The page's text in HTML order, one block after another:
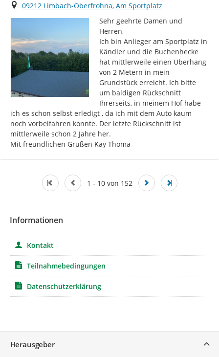
Ort
09212 Limbach-Oberfrohna, Am Sportplatz
Sehr geehrte Damen und
Herren,
Ich bin Anlieger am Sportplatz in
Kändler und die Buchenhecke
hat mittlerweile einen Überhang
von 2 Metern in mein
Grundstück erreicht. Ich bitte
um baldigen Rückschnitt
Ihrerseits, in meinem Hof habe
ich es schon selbst erledigt , da ich mit dem Auto kaum
noch vorbeifahren konnte. Der letzte Rückschnitt ist
mittlerweile schon 2 Jahre her.
Mit freundlichen Grüßen Kay Thomä
1 - 10 von 152
Informationen
Kontakt
Teilnahmebedingungen
Datenschutzerklärung
Herausgeber